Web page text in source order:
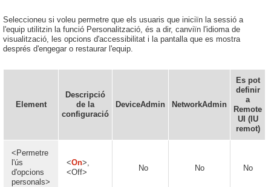
Seleccioneu si voleu permetre que els usuaris que iniciïn la sessió a
l'equip utilitzin la funció Personalització, és a dir, canviïn l'idioma de
visualització, les opcions d'accessibilitat i la pantalla que es mostra
després d'engegar o restaurar l'equip.
Element
Descripció
de la
configuració
DeviceAdmin NetworkAdmin
Es pot
definir
a
Remote
UI (IU
remot)
<Permetre
l'ús
d'opcions
personals>
<On>,
<Off>
No No No